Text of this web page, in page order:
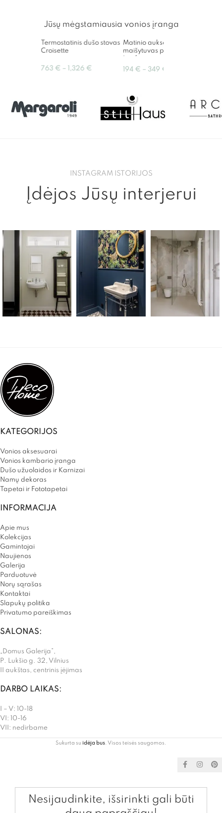
Jūsų mėgstamiausia vonios įranga
Termostatinis dušo stovas
Croisette
763 € – 1,326 €
Matinio aukso potinkinis
maišytuvas praustuvui
194 € – 349 €
INSTAGRAM ISTORIJOS
Įdėjos Jūsų interjerui
KATEGORIJOS
Vonios aksesuarai
Vonios kambario įranga
Dušo užuolaidos ir Karnizai
Namų dekoras
Tapetai ir Fototapetai
INFORMACIJA
Apie mus
Kolekcijas
Gamintojai
Naujienos
Galerija
Parduotuvė
Norų sąrašas
Kontaktai
Slapukų politika
Privatumo pareiškimas
SALONAS:
„Domus Galerija”,
P. Lukšio g. 32, Vilnius
II aukštas, centrinis įėjimas
DARBO LAIKAS:
I – V: 10-18
VI: 10-16
VII: nedirbame
Sukurta su idėja bus . Visos teisės saugomos.
Nesijaudinkite, išsirinkti gali būti